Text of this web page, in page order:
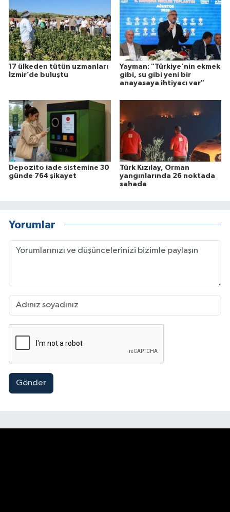
17 ülkeden tütün uzmanları
İzmir’de buluştu
Yayman: "Türkiye'nin ekmek
gibi, su gibi yeni bir
anayasaya ihtiyacı var"
Depozito iade sistemine 30
günde 764 şikayet
Türk Kızılay, Orman
yangınlarında 26 noktada
sahada
Yorumlar
Gönder